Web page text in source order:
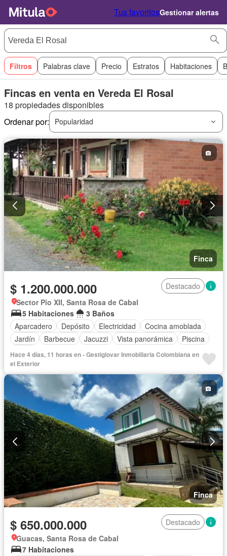
Tus favoritosGestionar alertas
Filtros Palabras clave Precio Estratos Habitaciones
Fincas en venta en Vereda El Rosal
18 propiedades disponibles
Ordenar por:
Popularidad
Finca
$ 1.200.000.000
Destacado
Sector Pio XII, Santa Rosa de Cabal
5 Habitaciones
3 Baños
Aparcadero
Depósito Electricidad
Cocina amoblada
Jardín
Barbecue Jacuzzi Vista panorámica
Piscina
Agua
Hace 4 días, 11 horas en - Gestiglovar Inmobiliaria Colombiana en
el Exterior
Finca
$ 650.000.000
Destacado
Guacas, Santa Rosa de Cabal
7 Habitaciones